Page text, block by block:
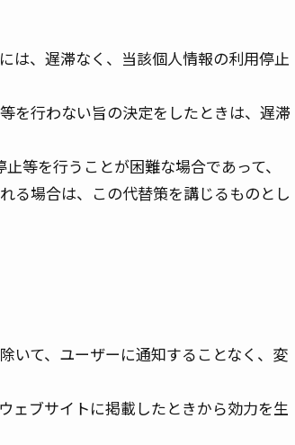
は、遅滞なく、当該個人情報の利用停止
を行わない旨の決定をしたときは、遅滞
等を行うことが困難な場合であって、
る場合は、この代替策を講じるものとし
いて、ユーザーに通知することなく、変
ェブサイトに掲載したときから効力を生